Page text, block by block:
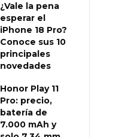
¿Vale la pena
esperar el
iPhone 18 Pro?
Conoce sus 10
principales
novedades
Honor Play 11
Pro: precio,
batería de
7.000 mAh y